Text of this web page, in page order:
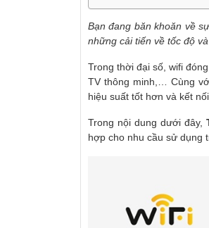
Bạn đang băn khoăn về
những cải tiến về tốc độ
Trong thời đại số, wifi
TV thông minh,… Cùng
hiệu suất tốt hơn và kết
Trong nội dung dưới đây,
hợp cho nhu cầu sử dụng